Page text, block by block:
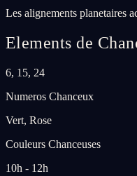
Les alignements planetaires
Elements de
6, 15, 24
Numeros Chanceux
Vert, Rose
Couleurs Chanceuses
10h - 12h